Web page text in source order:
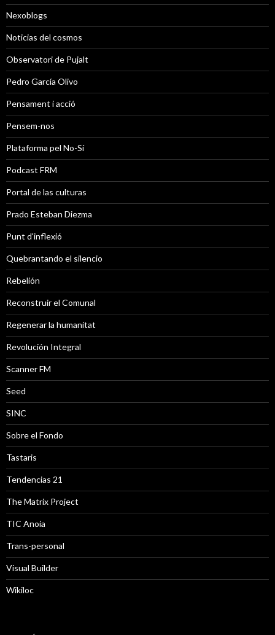
Nexoblogs
Noticias del cosmos
Observatori de Pujalt
Pedro García Olivo
Pensament i acció
Pensem-nos
Plataforma pel No-Sí
Podcast FRM
Portal de las culturas
Prado Esteban Diezma
Punt d'inflexió
Quebrantando el silencio
Rebelión
Reconstruir el Comunal
Regenerar la humanitat
Revolución Integral
Scanner FM
Seed
SINC
Sobre el Fondo
Tastaris
Tendencias 21
The Matrix Project
TIC Anoia
Trans-personal
Visual Builder
Wikiloc